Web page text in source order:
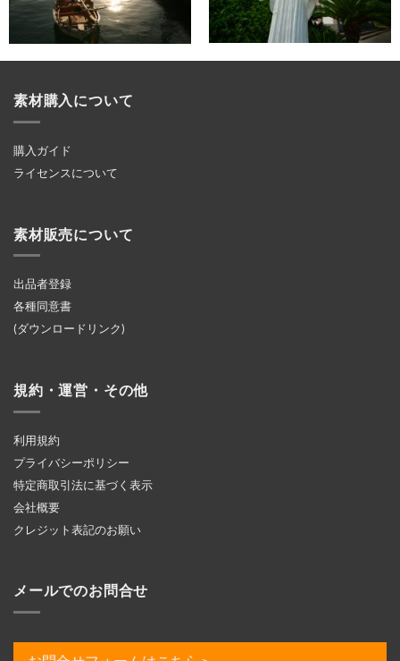
素材購入について
購入ガイド
ライセンスについて
素材販売について
出品者登録
各種同意書
(ダウンロードリンク)
規約・運営・その他
利用規約
プライバシーポリシー
特定商取引法に基づく表示
会社概要
クレジット表記のお願い
メールでのお問合せ